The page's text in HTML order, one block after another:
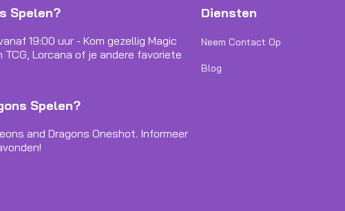
Spelen?
19:00 uur - Kom gezellig Magic
TCG, Lorcana of je andere favoriete
Spelen?
and Dragons Oneshot. Informeer
Diensten
Neem Contact Op
Blog